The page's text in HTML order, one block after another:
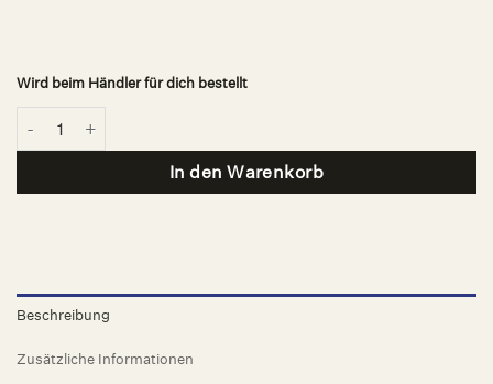
Wird beim Händler für dich bestellt
In den Warenkorb
Beschreibung
Zusätzliche Informationen